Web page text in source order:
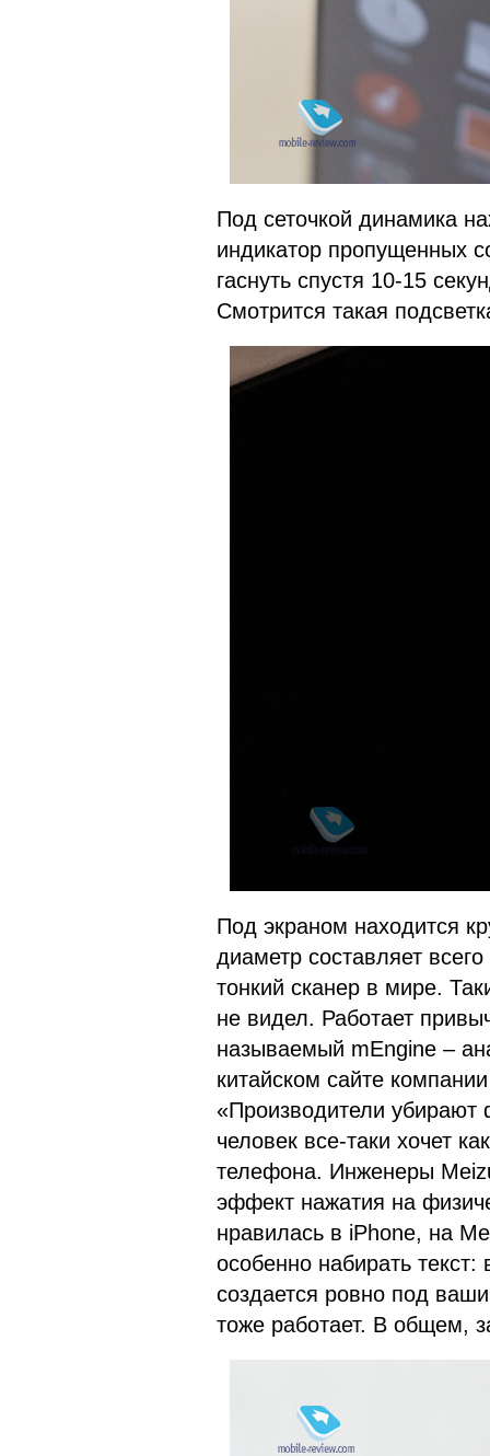
Под сеточкой динамика
индикатор пропущенных
гаснуть спустя 10-15
Смотрится такая
Под экраном находится
диаметр составляет
тонкий сканер в мире.
не видел. Работает
называемый mEngine –
китайском сайте
«Производители убирают
человек все-таки хочет
телефона. Инженеры
эффект нажатия на
нравилась в iPhone, на
особенно набирать текст:
создается ровно под
тоже работает. В общем,